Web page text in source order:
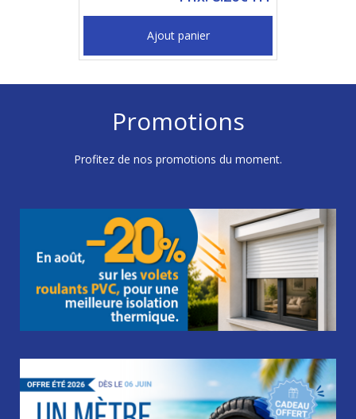
Ajout panier
Promotions
Profitez de nos promotions du moment.